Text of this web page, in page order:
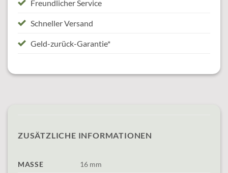
Freundlicher Service
Schneller Versand
Geld-zurück-Garantie*
ZUSÄTZLICHE INFORMATIONEN
MASSE 16 mm